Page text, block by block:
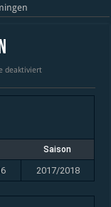
deaktiviertfür
Bietigheim
vs
Saison
2017/2018